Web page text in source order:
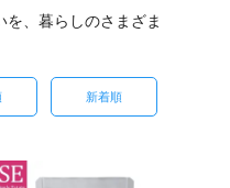
を、暮らしのさまざま
新着順